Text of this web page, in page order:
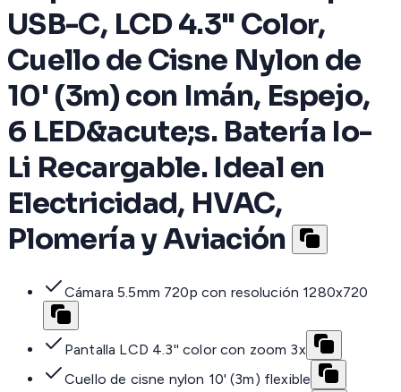
USB-C, LCD 4.3" Color,
Cuello de Cisne Nylon de
10' (3m) con Imán, Espejo,
6 LED&acute;s. Batería Io-
Li Recargable. Ideal en
Electricidad, HVAC,
Plomería y Aviación
Cámara 5.5mm 720p con resolución 1280x720
Pantalla LCD 4.3'' color con zoom 3x
Cuello de cisne nylon 10' (3m) flexible